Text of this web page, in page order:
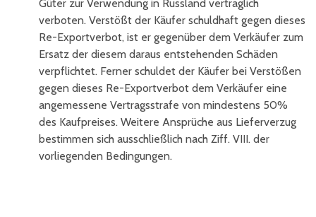
Güter zur Verwendung in Russland vertraglich
verboten. Verstößt der Käufer schuldhaft gegen dieses
Re-Exportverbot, ist er gegenüber dem Verkäufer zum
Ersatz der diesem daraus entstehenden Schäden
verpflichtet. Ferner schuldet der Käufer bei Verstößen
gegen dieses Re-Exportverbot dem Verkäufer eine
angemessene Vertragsstrafe von mindestens 50%
des Kaufpreises. Weitere Ansprüche aus Lieferverzug
bestimmen sich ausschließlich nach Ziff. VIII. der
vorliegenden Bedingungen.